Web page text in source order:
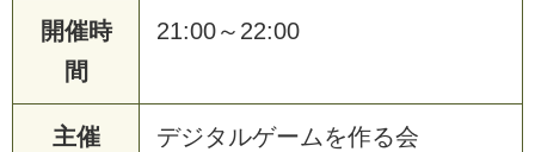
開催時
間
21:00～22:00
主催 デジタルゲームを作る会